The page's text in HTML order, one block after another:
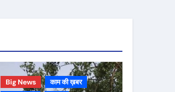
Big News
काम की ख़बर